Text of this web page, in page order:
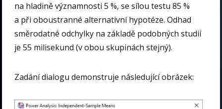
na hladině významnosti 5 %, se sílou testu 85 %
a při oboustranné alternativní hypotéze. Odhad
směrodatné odchylky na základě podobných studií
je 55 milisekund (v obou skupinách stejný).
Zadání dialogu demonstruje následující obrázek: